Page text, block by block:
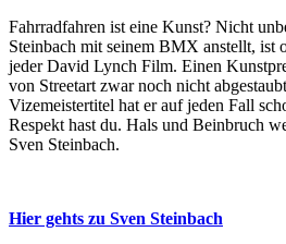
Fahrradfahren ist eine Kunst? Nicht
Steinbach mit seinem BMX anstellt, ist
jeder David Lynch Film. Einen
von Streetart zwar noch nicht
Vizemeistertitel hat er auf jeden Fall
Respekt hast du. Hals und Beinbruch
Sven Steinbach.
Hier gehts zu Sven Steinbach